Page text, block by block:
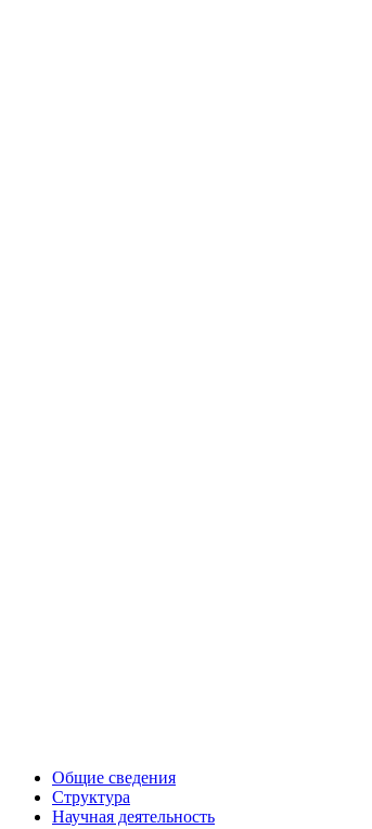
Общие сведения
Структура
Научная деятельность